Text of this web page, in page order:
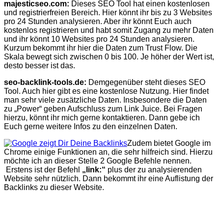
majesticseo.com: Dieses SEO Tool hat einen kostenlosen
und registrierfreien Bereich. Hier könnt ihr bis zu 3 Websites
pro 24 Stunden analysieren. Aber ihr könnt Euch auch
kostenlos registrieren und habt somit Zugang zu mehr Daten
und ihr könnt 10 Websites pro 24 Stunden analysieren.
Kurzum bekommt ihr hier die Daten zum Trust Flow. Die
Skala bewegt sich zwischen 0 bis 100. Je höher der Wert ist,
desto besser ist das.
seo-backlink-tools.de: Demgegenüber steht dieses SEO
Tool. Auch hier gibt es eine kostenlose Nutzung. Hier findet
man sehr viele zusätzliche Daten. Insbesondere die Daten
zu „Power“ geben Aufschluss zum Link Juice. Bei Fragen
hierzu, könnt ihr mich gerne kontaktieren. Dann gebe ich
Euch gerne weitere Infos zu den einzelnen Daten.
Zudem bietet Google im
Chrome einige Funktionen an, die sehr hilfreich sind. Hierzu
möchte ich an dieser Stelle 2 Google Befehle nennen.
Erstens ist der Befehl „link:“ plus der zu analysierenden
Website sehr nützlich. Dann bekommt ihr eine Auflistung der
Backlinks zu dieser Website.